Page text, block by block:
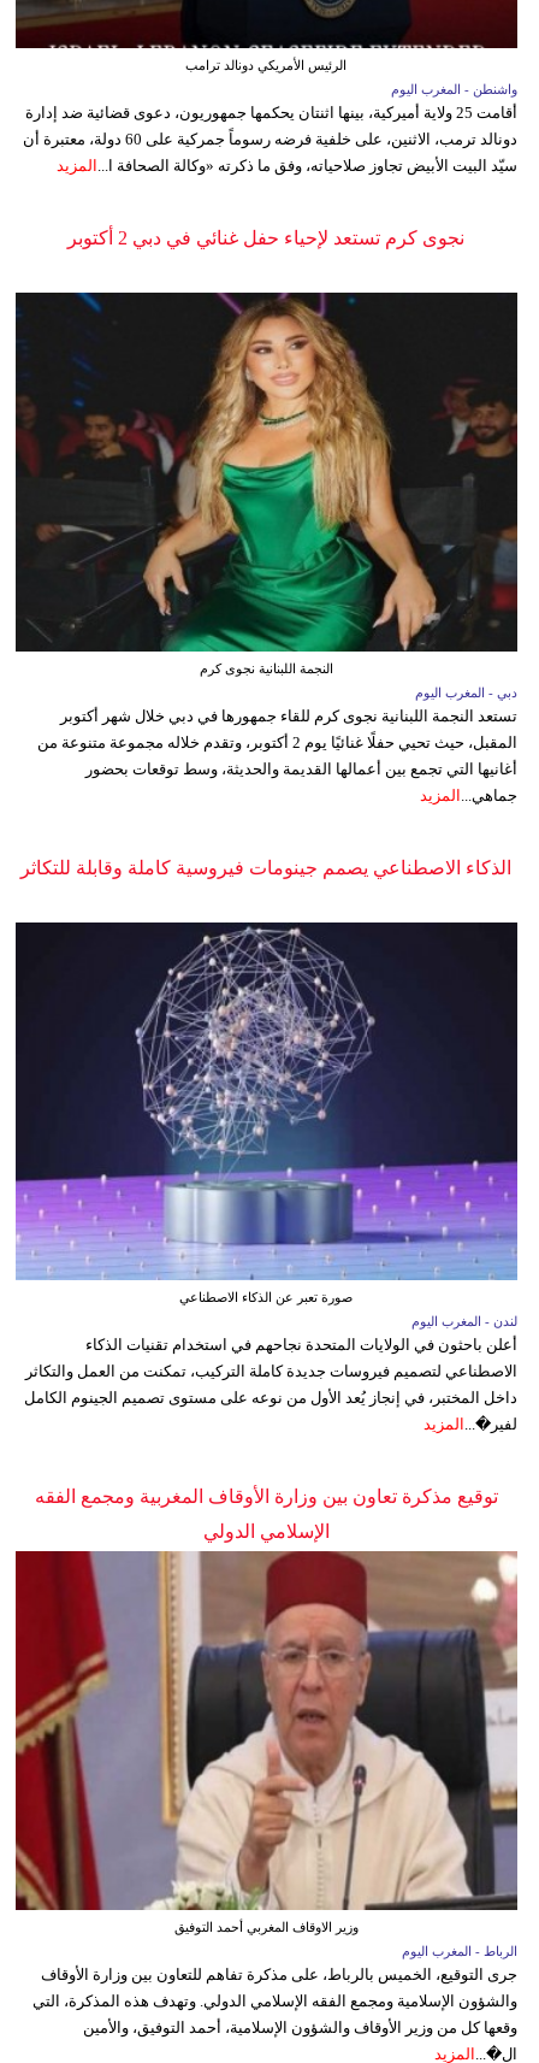
الرئيس الأمريكي دونالد ترامب
واشنطن - المغرب اليوم
أقامت 25 ولاية أميركية، بينها اثنتان يحكمها جمهوريون، دعوى قضائية ضد إدارة
دونالد ترمب، الاثنين، على خلفية فرضه رسوماً جمركية على 60 دولة، معتبرة أن
سيّد البيت الأبيض تجاوز صلاحياته، وفق ما ذكرته «وكالة الصحافة ا...
المزيد
نجوى كرم تستعد لإحياء حفل غنائي في دبي 2 أكتوبر
النجمة اللبنانية نجوى كرم
دبي - المغرب اليوم
تستعد النجمة اللبنانية نجوى كرم للقاء جمهورها في دبي خلال شهر أكتوبر
المقبل، حيث تحيي حفلًا غنائيًا يوم 2 أكتوبر، وتقدم خلاله مجموعة متنوعة من
أغانيها التي تجمع بين أعمالها القديمة والحديثة، وسط توقعات بحضور
جماهي... المزيد
الذكاء الاصطناعي يصمم جينومات فيروسية كاملة وقابلة للتكاثر
صورة تعبر عن الذكاء الاصطناعي
لندن - المغرب اليوم
أعلن باحثون في الولايات المتحدة نجاحهم في استخدام تقنيات الذكاء
الاصطناعي لتصميم فيروسات جديدة كاملة التركيب، تمكنت من العمل والتكاثر
داخل المختبر، في إنجاز يُعد الأول من نوعه على مستوى تصميم الجينوم الكامل
لفير�... المزيد
توقيع مذكرة تعاون بين وزارة الأوقاف المغربية ومجمع الفقه
الإسلامي الدولي
وزير الاوقاف المغربي أحمد التوفيق
الرباط - المغرب اليوم
جرى التوقيع، الخميس بالرباط، على مذكرة تفاهم للتعاون بين وزارة الأوقاف
والشؤون الإسلامية ومجمع الفقه الإسلامي الدولي. وتهدف هذه المذكرة، التي
وقعها كل من وزير الأوقاف والشؤون الإسلامية، أحمد التوفيق، والأمين
ال�... المزيد